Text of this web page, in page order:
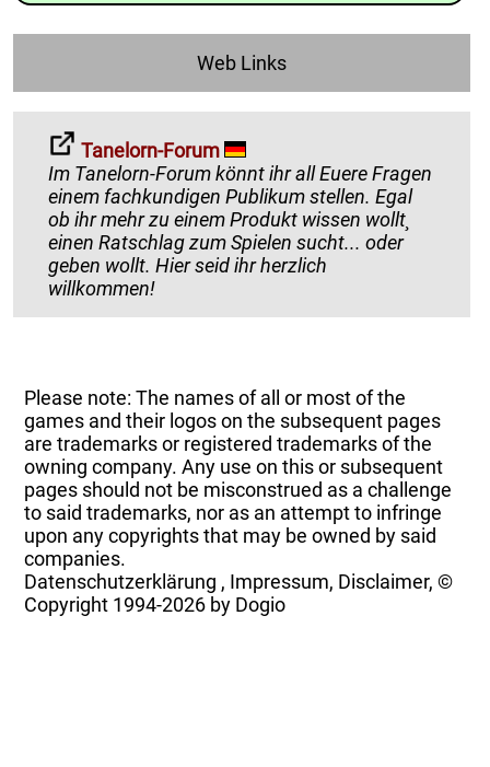
Web Links
Tanelorn-Forum
Im Tanelorn-Forum könnt ihr all Euere Fragen
einem fachkundigen Publikum stellen. Egal
ob ihr mehr zu einem Produkt wissen wollt¸
einen Ratschlag zum Spielen sucht... oder
geben wollt. Hier seid ihr herzlich
willkommen!
Please note: The names of all or most of the
games and their logos on the subsequent pages
are trademarks or registered trademarks of the
owning company. Any use on this or subsequent
pages should not be misconstrued as a challenge
to said trademarks, nor as an attempt to infringe
upon any copyrights that may be owned by said
companies.
Datenschutzerklärung , Impressum, Disclaimer, ©
Copyright 1994-2026 by Dogio